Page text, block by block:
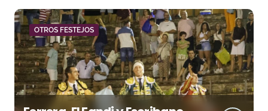
OTROS FESTEJOS